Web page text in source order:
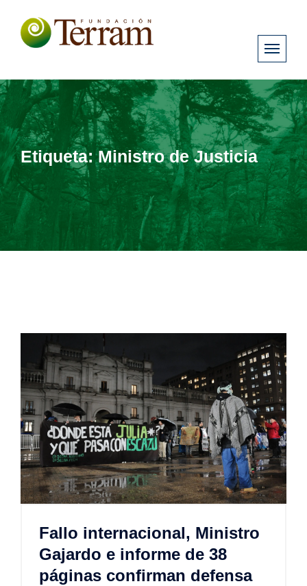
Etiqueta:Ministro de Justicia
Fallo internacional, Ministro
Gajardo e informe de 38
páginas confirman defensa